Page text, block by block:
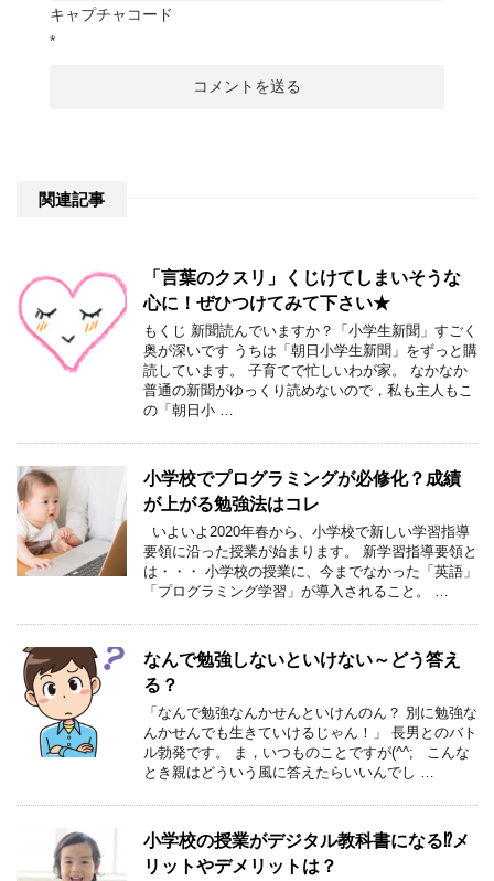
キャプチャコード
*
関連記事
「言葉のクスリ」くじけてしまいそうな
心に！ぜひつけてみて下さい★
もくじ 新聞読んでいますか？「小学生新聞」すごく
奥が深いです うちは「朝日小学生新聞」をずっと購
読しています。 子育てで忙しいわが家。 なかなか
普通の新聞がゆっくり読めないので，私も主人もこ
の「朝日小 …
小学校でプログラミングが必修化？成績
が上がる勉強法はコレ
いよいよ2020年春から、小学校で新しい学習指導
要領に沿った授業が始まります。 新学習指導要領と
は・・・ 小学校の授業に、今までなかった「英語」
「プログラミング学習」が導入されること。 …
なんで勉強しないといけない～どう答え
る？
「なんで勉強なんかせんといけんのん？ 別に勉強な
んかせんでも生きていけるじゃん！」 長男とのバト
ル勃発です。 ま，いつものことですが(^^; こんな
とき親はどういう風に答えたらいいんでし …
小学校の授業がデジタル教科書になる⁉メ
リットやデメリットは？